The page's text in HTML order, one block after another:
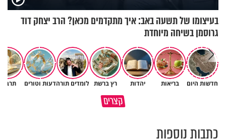
בעיצומו של תשעה באב: איך מתקדמים מכאן? הרב יצחק דוד
גרוסמן בשיחה מיוחדת
חדשות היום בריאות יהדות רץ ברשת לומדים תורהדעות וטורים
קצרים
תשתמש באהבה של השם לטובתך
פותחים פתח קטן - ומקבלים
כתבות נוספות